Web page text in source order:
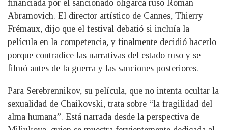
financiada por el sancionado oligarca ruso Roman
Abramovich. El director artístico de Cannes, Thierry
Frémaux, dijo que el festival debatió si incluía la
película en la competencia, y finalmente decidió hacerlo
porque contradice las narrativas del estado ruso y se
filmó antes de la guerra y las sanciones posteriores.
Para Serebrennikov, su película, que no intenta ocultar la
sexualidad de Chaikovski, trata sobre “la fragilidad del
alma humana”. Está narrada desde la perspectiva de